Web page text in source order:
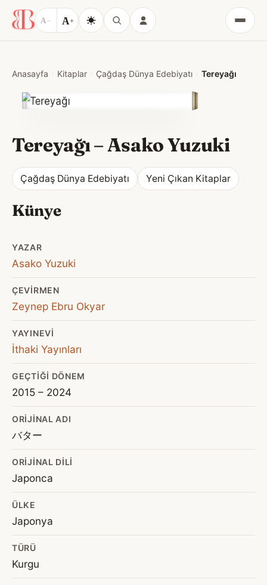
A − A+
Menü
Anasayfa Kitaplar Çağdaş Dünya Edebiyatı Tereyağı
Tereyağı–Asako Yuzuki
Çağdaş Dünya Edebiyatı Yeni Çıkan Kitaplar
Künye
YAZAR
Asako Yuzuki
ÇEVIRMEN
Zeynep Ebru Okyar
YAYINEVI
İthaki Yayınları
GEÇTIĞI DÖNEM
2015 – 2024
ORIJINAL ADI
バター
ORIJINAL DILI
Japonca
ÜLKE
Japonya
TÜRÜ
Kurgu